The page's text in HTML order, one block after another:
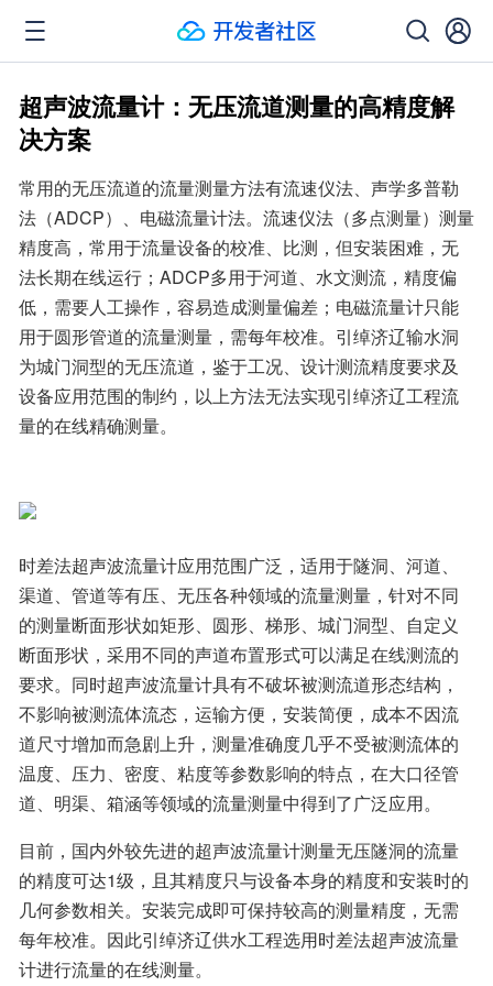
超声波流量计：无压流道测量的高精度解
决方案
常用的无压流道的流量测量方法有流速仪法、声学多普勒
法（ADCP）、电磁流量计法。流速仪法（多点测量）测量
精度高，常用于流量设备的校准、比测，但安装困难，无
法长期在线运行；ADCP多用于河道、水文测流，精度偏
低，需要人工操作，容易造成测量偏差；电磁流量计只能
用于圆形管道的流量测量，需每年校准。引绰济辽输水洞
为城门洞型的无压流道，鉴于工况、设计测流精度要求及
设备应用范围的制约，以上方法无法实现引绰济辽工程流
量的在线精确测量。
时差法超声波流量计应用范围广泛，适用于隧洞、河道、
渠道、管道等有压、无压各种领域的流量测量，针对不同
的测量断面形状如矩形、圆形、梯形、城门洞型、自定义
断面形状，采用不同的声道布置形式可以满足在线测流的
要求。同时超声波流量计具有不破坏被测流道形态结构，
不影响被测流体流态，运输方便，安装简便，成本不因流
道尺寸增加而急剧上升，测量准确度几乎不受被测流体的
温度、压力、密度、粘度等参数影响的特点，在大口径管
道、明渠、箱涵等领域的流量测量中得到了广泛应用。
目前，国内外较先进的超声波流量计测量无压隧洞的流量
的精度可达1级，且其精度只与设备本身的精度和安装时的
几何参数相关。安装完成即可保持较高的测量精度，无需
每年校准。因此引绰济辽供水工程选用时差法超声波流量
计进行流量的在线测量。